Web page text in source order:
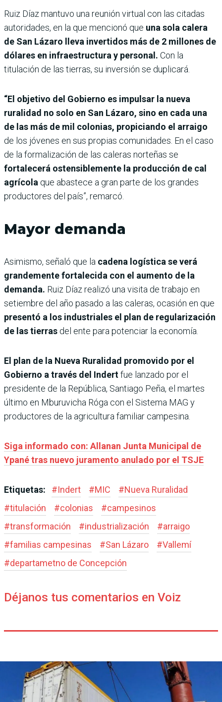
Ruiz Díaz mantuvo una reunión virtual con las citadas
autoridades, en la que mencionó que una sola calera
de San Lázaro lleva invertidos más de 2 millones de
dólares en infraestructura y personal. Con la
titulación de las tierras, su inversión se duplicará.
“El objetivo del Gobierno es impulsar la nueva
ruralidad no solo en San Lázaro, sino en cada una
de las más de mil colonias, propiciando el arraigo
de los jóvenes en sus propias comunidades. En el caso
de la formalización de las caleras norteñas se
fortalecerá ostensiblemente la producción de cal
agrícola que abastece a gran parte de los grandes
productores del país”, remarcó.
Mayor demanda
Asimismo, señaló que la cadena logística se verá
grandemente fortalecida con el aumento de la
demanda. Ruiz Díaz realizó una visita de trabajo en
setiembre del año pasado a las caleras, ocasión en que
presentó a los industriales el plan de regularización
de las tierras del ente para potenciar la economía.
El plan de la Nueva Ruralidad promovido por el
Gobierno a través del Indertfue lanzado por el
presidente de la República, Santiago Peña, el martes
último en Mburuvicha Róga con el Sistema MAG y
productores de la agricultura familiar campesina.
Siga informado con: Allanan Junta Municipal de
Ypané tras nuevo juramento anulado por el TSJE
Etiquetas: #Indert #MIC #Nueva Ruralidad
#titulación #colonias #campesinos
#transformación #industrialización #arraigo
#familias campesinas #San Lázaro #Vallemí
#departametno de Concepción
Déjanos tus comentarios en Voiz